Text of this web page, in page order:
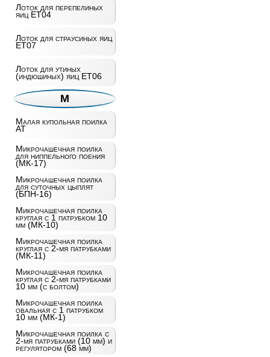
Лоток для перепелиных
яиц ET04
Лоток для страусиных яиц
ET07
Лоток для утиных
(индюшиных) яиц ET06
М
Малая купольная поилка
AT
Микрочашечная поилка
для ниппельного поения
(МК-17)
Микрочашечная поилка
для суточных цыплят
(БПН-16)
Микрочашечная поилка
круглая с 1 патрубком 10
мм (МК-10)
Микрочашечная поилка
круглая с 2-мя патрубками
(МК-11)
Микрочашечная поилка
круглая с 2-мя патрубками
10 мм (с болтом)
Микрочашечная поилка
овальная с 1 патрубком
10 мм (МК-1)
Микрочашечная поилка с
2-мя патрубками (10 мм) и
регулятором (68 мм)